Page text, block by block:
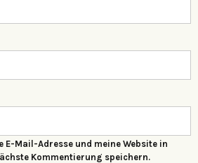
E-Mail-Adresse und meine Website in
Kommentierung speichern.